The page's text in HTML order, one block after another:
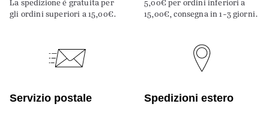
La spedizione è gratuita per
gli ordini superiori a 15,00€.
5,00€ per ordini inferiori a
15,00€, consegna in 1-3 giorni.
Servizio postale Spedizioni estero